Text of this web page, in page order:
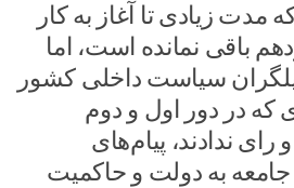
مدت زیادی تا آغاز به کار
باقی نمانده است، اما
سیاست داخلی کشور
که در دور اول و دوم
رای ندادند، پیام‌های
به دولت و حاکمیت